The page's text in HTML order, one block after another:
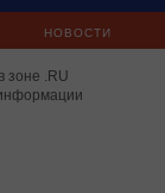
НОВОСТИ
зоне .RU